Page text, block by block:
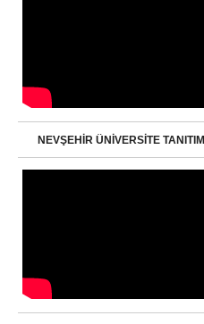
NEVŞEHİR ÜNİVERSİTE TANITIM